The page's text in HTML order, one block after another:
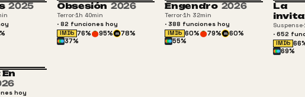
2025
%
+16
Obsesión 2026
Terror·1h 40min
· 82 funcioneshoy
IMDb 76% 95% m 78%
37%
ESTRENO
Engendro 2026
Terror·1h 32min
·388 funciones hoy
IMDb 60% 79% m 60%
55%
La
Suspense·
· 652
IMDb 66
69%
En
hoy